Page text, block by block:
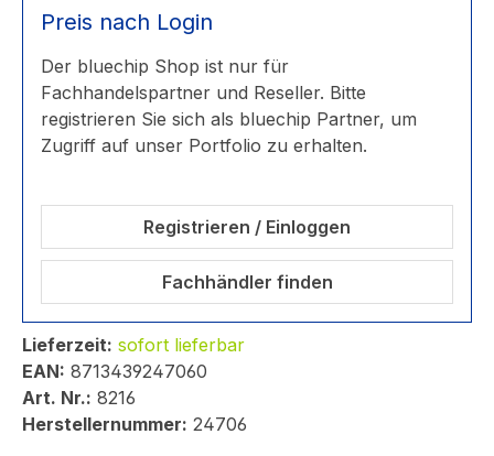
Preis nach Login
Der bluechip Shop ist nur für
Fachhandelspartner und Reseller. Bitte
registrieren Sie sich als bluechip Partner, um
Zugriff auf unser Portfolio zu erhalten.
Registrieren / Einloggen
Fachhändler finden
Lieferzeit: sofort lieferbar
EAN: 8713439247060
Art. Nr.: 8216
Herstellernummer: 24706